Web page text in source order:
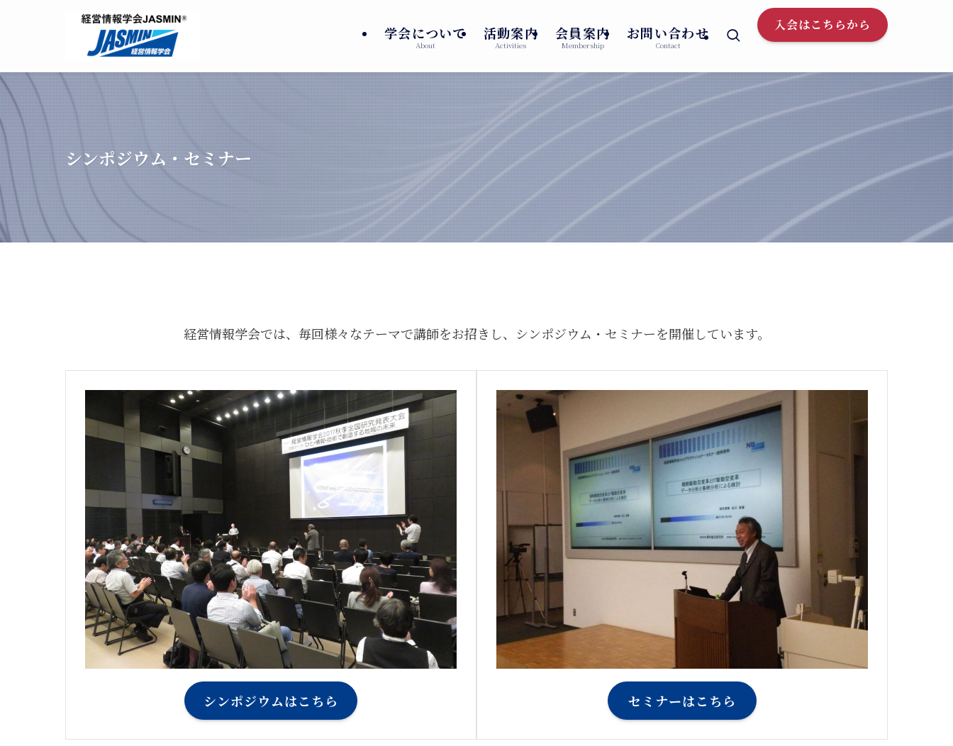
学会について
About
活動案内
Activities
会員案内
Membership
お問い合わせ
Contact
入会はこちらから
シンポジウム・セミナー
経営情報学会では、毎回様々なテーマで講師をお招きし、シンポジウム・セミナーを開催しています。
シンポジウムはこちら セミナーはこちら